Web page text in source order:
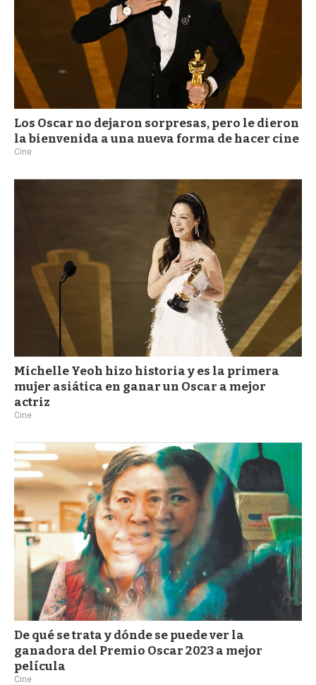
Los Oscar no dejaron sorpresas, pero le dieron
la bienvenida a una nueva forma de hacer cine
Cine
Michelle Yeoh hizo historia y es la primera
mujer asiática en ganar un Oscar a mejor
actriz
Cine
De qué se trata y dónde se puede ver la
ganadora del Premio Oscar 2023 a mejor
película
Cine